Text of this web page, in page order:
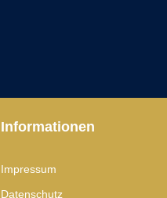
Informationen
Impressum
Datenschutz